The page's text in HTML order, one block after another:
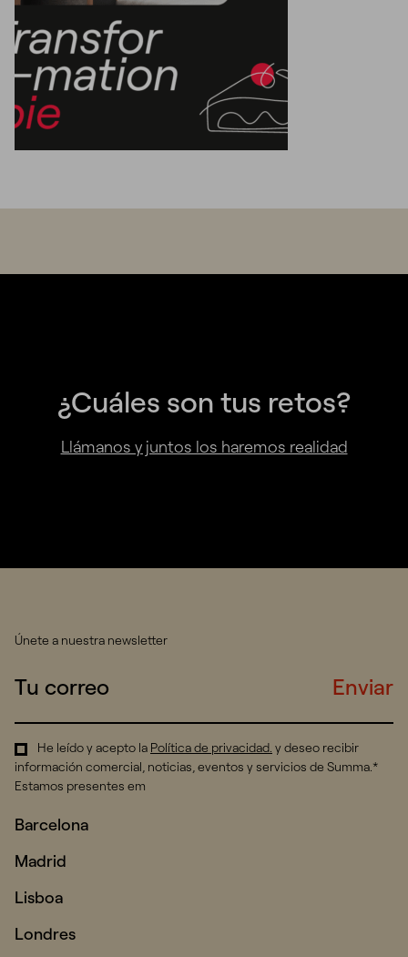
¿Cuáles son tus retos?
Llámanos y juntos los haremos realidad
Únete a nuestra newsletter
Enviar
He leído y acepto la Política de privacidad. y deseo recibir
información comercial, noticias, eventos y servicios de Summa.*
Estamos presentes em
Barcelona
Madrid
Lisboa
Londres